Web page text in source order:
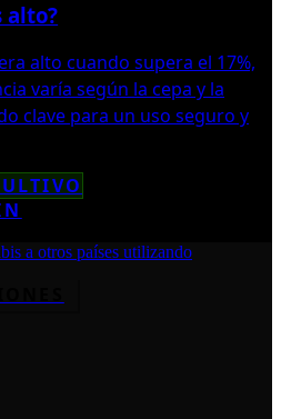
alto?
alto cuando supera el 17%,
varía según la cepa y la
clave para un uso seguro y